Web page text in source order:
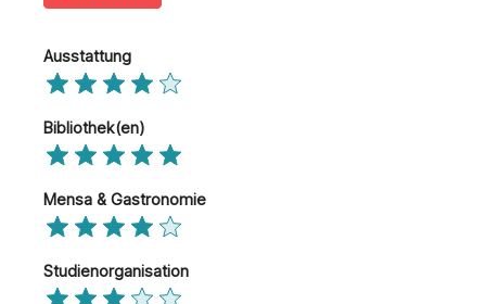
Ausstattung
Bibliothek(en)
Mensa & Gastronomie
Studienorganisation